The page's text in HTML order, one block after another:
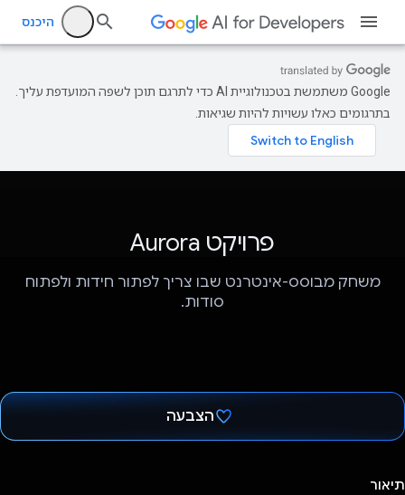
היכנס
‫Google משתמשת בטכנולוגיית AI כדי לתרגם תוכן לשפה המועדפת עליך.
בתרגומים כאלו עשויות להיות שגיאות.
פרויקט Aurora
משחק מבוסס-אינטרנט שבו צריך לפתור חידות ולפתוח
סודות.
הצבעה
תיאור